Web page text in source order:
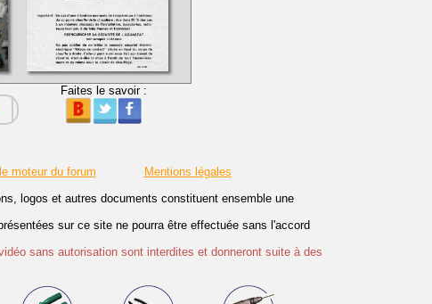
Faites le savoir :
moteur du forum
Mentions légales
logos et autres documents constituent ensemble une
sur ce site ne pourra être effectuée sans l'accord
sans autorisation sont interdites et donneront suite à des